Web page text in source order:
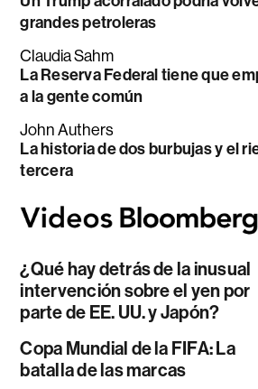
grandes petroleras
Claudia Sahm
La Reserva Federal tiene que
a la gente común
John Authers
La historia de dos burbujas y el
tercera
¿Qué hay detrás de la inusual
intervención sobre el yen por
parte de EE. UU. y Japón?
Copa Mundial de la FIFA: La
batalla de las marcas